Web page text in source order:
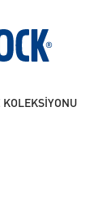
KOLEKSİYONU